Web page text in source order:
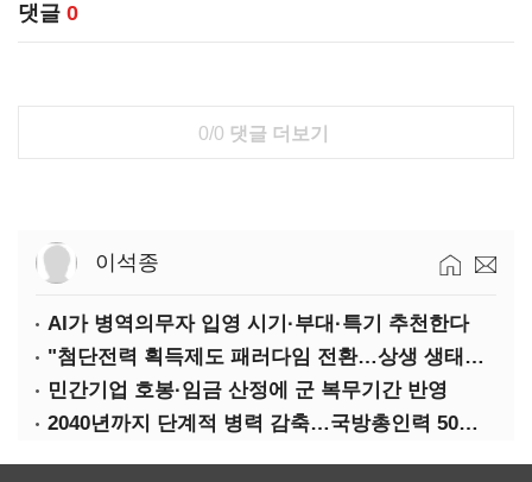
댓글 0
0/0 댓글 더보기
이석종
AI가 병역의무자 입영 시기·부대·특기 추천한다
"첨단전력 획득제도 패러다임 전환…상생 생태계 조성해 대체불가 K-방산 도약"
민간기업 호봉·임금 산정에 군 복무기간 반영
2040년까지 단계적 병력 감축…국방총인력 50만 목표 2차 국방개혁 착수